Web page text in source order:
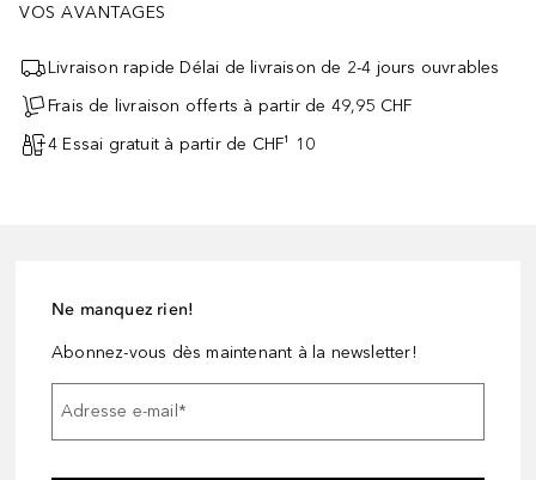
VOS AVANTAGES
Livraison rapide Délai de livraison de 2-4 jours ouvrables
Frais de livraison offerts à partir de 49,95 CHF
4 Essai gratuit à partir de CHF¹ 10
Ne manquez rien!
Abonnez-vous dès maintenant à la newsletter!
Adresse e-mail*